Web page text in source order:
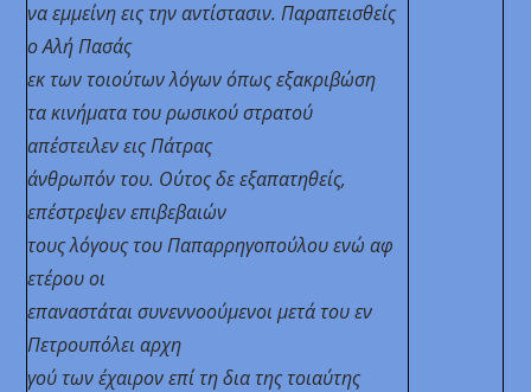
να εμμείνη εις την αντίστασιν. Παραπεισθείς
ο Αλή Πασάς
εκ των τοιούτων λόγων όπως εξακριβώση
τα κινήματα του ρωσικού στρατού
απέστειλεν εις Πάτρας
άνθρωπόν του. Ούτος δε εξαπατηθείς,
επέστρεψεν επιβεβαιών
τους λόγους του Παπαρρηγοπούλου ενώ αφ
ετέρου οι
επαναστάται συνεννοούμενοι μετά του εν
Πετρουπόλει αρχη
γού των έχαιρον επί τη δια της τοιαύτης